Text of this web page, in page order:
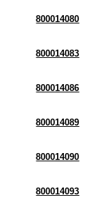
800014080
800014083
800014086
800014089
800014090
800014093